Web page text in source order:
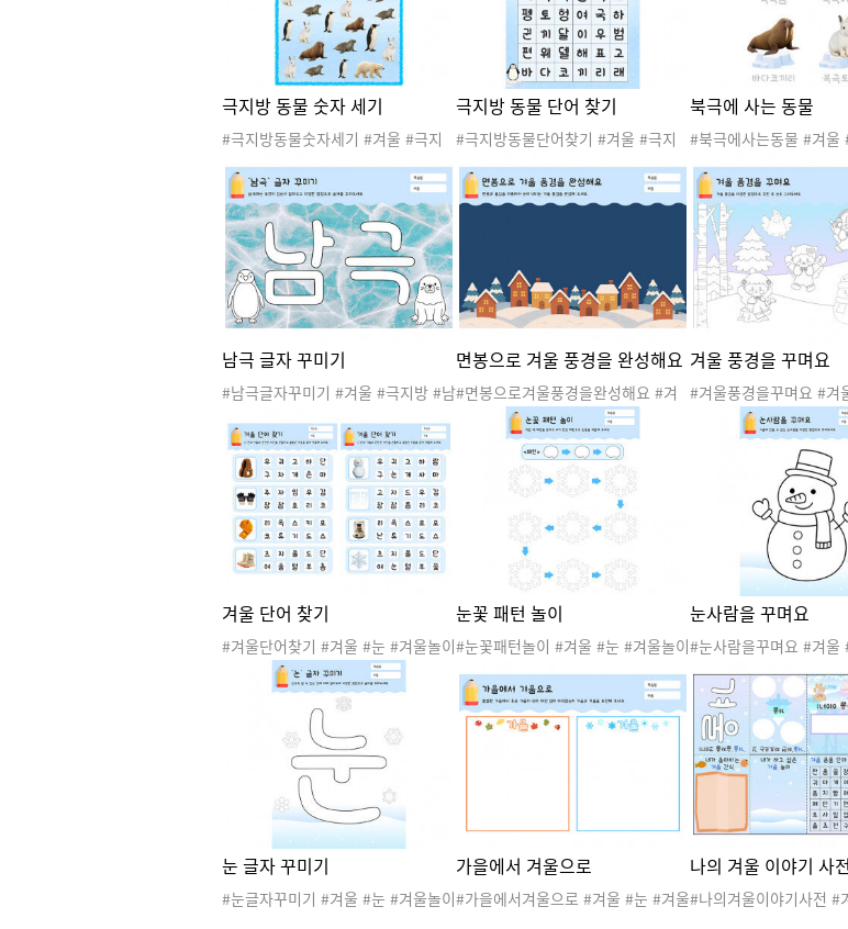
극지방 동물 숫자 세기
#극지방동물숫자세기 #겨울 #극지
활동 #겨울놀이 #겨울도안 #겨울활
동지 #극지방활동지 #수조작활동 #
수세기 #숫자활동
극지방 동물 단어 찾기
#극지방동물단어찾기 #겨울 #극지
활동 #겨울놀이 #겨울도안 #겨울활
동지 #극지방활동지 #언어활동 #단
북극에 사는 동물
#북극에사는동물 #겨울
겨울놀이 #겨울도안 #
극지방활동지 #북극동
북극여우 #바다코끼리
남극 글자 꾸미기
#남극글자꾸미기 #겨울 #극지방 #남
겨울놀이 #겨울도안 #겨울활동지 #
극지방활동지 #언어활동 #글자꾸미
기
면봉으로 겨울 풍경을 완성해요
#면봉으로겨울풍경을완성해요 #겨
울 #눈 #겨울놀이 #겨울도안 #겨울
활동 #겨울활동지 #겨울풍경 #미술
활동 #물감활동
겨울 풍경을 꾸며요
#겨울풍경을꾸며요 #겨
놀이 #겨울도안 #겨울활
동지 #겨울풍경 #미술활
겨울 단어 찾기
#겨울단어찾기 #겨울 #눈 #겨울놀이
#겨울도안 #겨울활동 #겨울활동지 #
언어활동 #겨울단어 #귀마개 #장갑
#목도리 #털부츠 #눈사람 #고드름 #
난로 #눈꽃
눈꽃 패턴 놀이
#눈꽃패턴놀이 #겨울 #눈 #겨울놀이
패턴 #패턴놀이 #수조작활동
눈사람을 꾸며요
#눈사람을꾸며요 #겨울
지 #미술활동 #눈사람
눈 글자 꾸미기
#눈글자꾸미기 #겨울 #눈 #겨울놀이
가을에서 겨울으로
#가을에서겨울으로 #겨울 #눈 #겨울
나의 겨울 이야기 사전
#나의겨울이야기사전 #